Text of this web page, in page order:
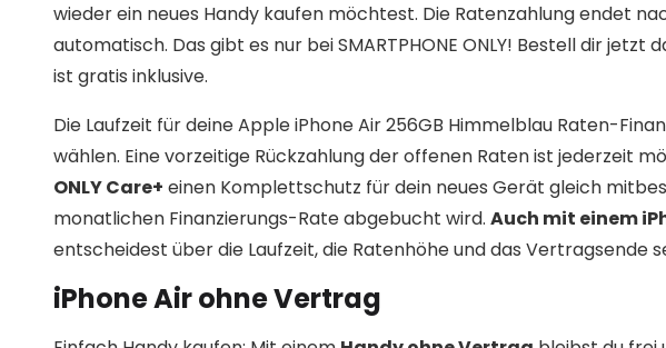
wieder ein neues Handy kaufen möchtest. Die Ratenzahlung endet
automatisch. Das gibt es nur bei SMARTPHONE ONLY! Bestell dir
ist gratis inklusive.
Die Laufzeit für deine Apple iPhone Air 256GB Himmelblau Raten-
wählen. Eine vorzeitige Rückzahlung der offenen Raten ist jederzeit
ONLY Care+ einen Komplettschutz für dein neues Gerät gleich
monatlichen Finanzierungs-Rate abgebucht wird. Auch mit einem
entscheidest über die Laufzeit, die Ratenhöhe und das Vertragsende
iPhone Air ohne Vertrag